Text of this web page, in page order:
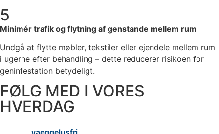
5
Minimér trafik og flytning af genstande mellem rum
Undgå at flytte møbler, tekstiler eller ejendele mellem rum
i ugerne efter behandling – dette reducerer risikoen for
geninfestation betydeligt.
FØLG MED I VORES
HVERDAG